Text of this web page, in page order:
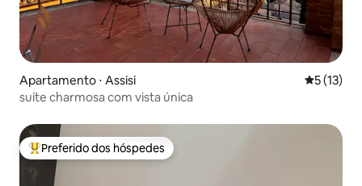
Apartamento ⋅ Assisi 5 de uma
5 (13)
suíte charmosa com vista única
Entre os melhores preferidos dos hóspedes
Preferido dos hóspedes